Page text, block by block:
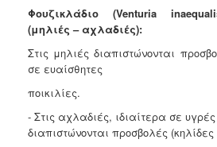
Φουζικλάδιο (Venturia
(μηλιές – αχλαδιές):
Στις μηλιές διαπιστώνονται
σε ευαίσθητες
ποικιλίες.
- Στις αχλαδιές, ιδιαίτερα σε
διαπιστώνονται προσβολές (κηλίδες